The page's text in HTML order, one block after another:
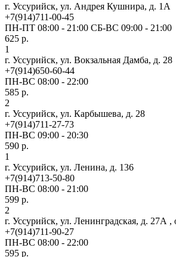
г. Уссурийск, ул. Андрея Кушнира, д. 1А
+7(914)711-00-45
ПН-ПТ 08:00 - 21:00 СБ-ВС 09:00 - 21:00
625 р.
1
г. Уссурийск, ул. Вокзальная Дамба, д. 28
+7(914)650-60-44
ПН-ВС 08:00 - 22:00
585 р.
2
г. Уссурийск, ул. Карбышева, д. 28
+7(914)711-27-73
ПН-ВС 09:00 - 20:30
590 р.
1
г. Уссурийск, ул. Ленина, д. 136
+7(914)713-50-80
ПН-ВС 08:00 - 21:00
599 р.
2
г. Уссурийск, ул. Ленинградская, д. 27А ,
+7(914)711-90-27
ПН-ВС 08:00 - 22:00
595 р.